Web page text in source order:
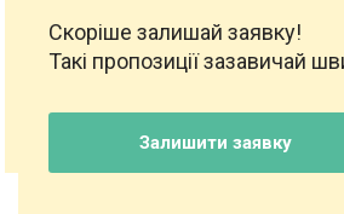
Скоріше залишай заявку!
Такі пропозиції зазавичай
Залишити заявку